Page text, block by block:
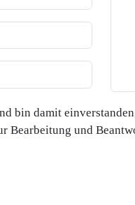
bin damit
Bearbeitung und